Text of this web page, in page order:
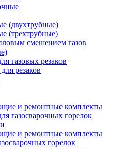
(двухтрубные)
(трехтрубные)
смешением газов
газовых резаков
резаков
и ремонтные комплекты
газосварочных горелок
и ремонтные комплекты
горелок